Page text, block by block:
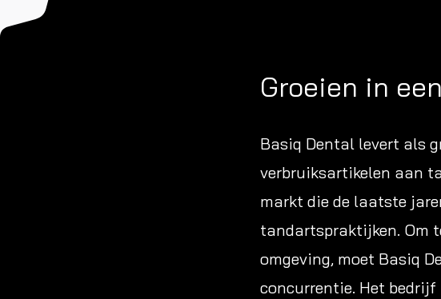
Groeien in
Basiq Dental levert als
verbruiksartikelen aan
markt die de laatste
tandartspraktijken. Om
omgeving, moet Basiq
concurrentie. Het